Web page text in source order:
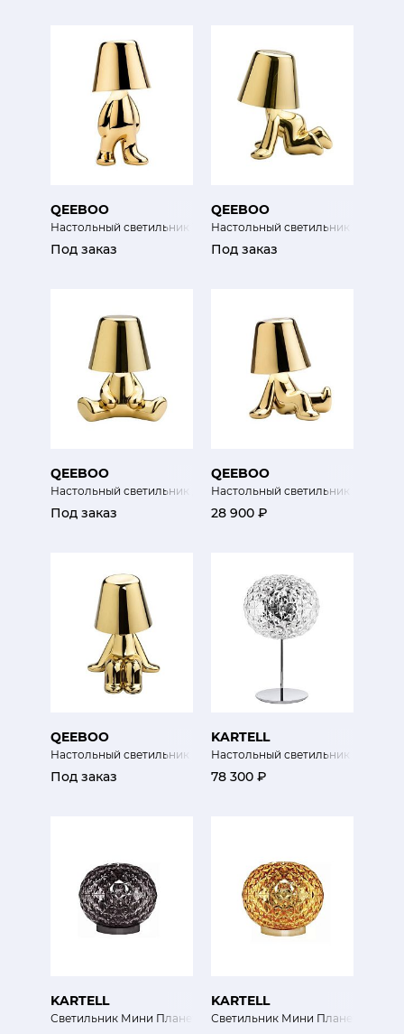
QEEBOO
Настольный светильник Том (Золотые братья)
Под заказ
QEEBOO
Настольный светильник Рон
Под заказ
QEEBOO
Настольный светильник Джо (Золотые братья)
Под заказ
QEEBOO
Настольный светильник Боб
28 900 ₽
QEEBOO
Настольный светильник Сэм (Золотые братья)
Под заказ
KARTELL
Настольный светильник Планета
78 300 ₽
KARTELL
Светильник Мини Планета
KARTELL
Светильник Мини Планета